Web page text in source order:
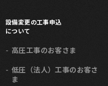
設備変更の工事申込
について
高圧工事のお客さま
低圧（法人）工事のお客さ
ま